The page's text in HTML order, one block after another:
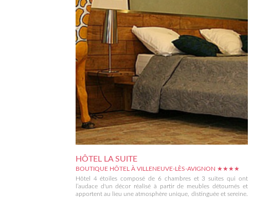
HÔTEL LA SUITE
BOUTIQUE HÔTEL À VILLENEUVE-LÈS-AVIGNON ★★★★
Hôtel 4 étoiles composé de 6 chambres et 3 suites qui ont
l’audace d'un décor réalisé à partir de meubles détournés et
apportent au lieu une atmosphère unique, distinguée et sereine.